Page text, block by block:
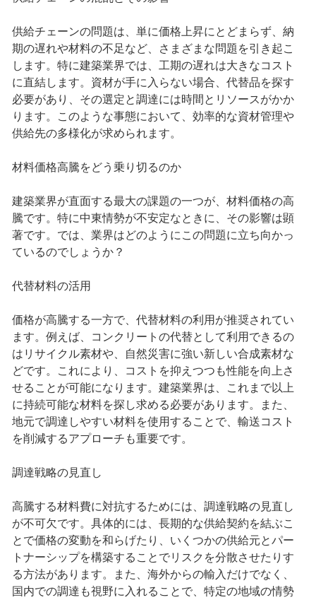
供給チェーンの問題は、単に価格上昇にとどまらず、納
期の遅れや材料の不足など、さまざまな問題を引き起こ
します。特に建築業界では、工期の遅れは大きなコスト
に直結します。資材が手に入らない場合、代替品を探す
必要があり、その選定と調達には時間とリソースがかか
ります。このような事態において、効率的な資材管理や
供給先の多様化が求められます。
材料価格高騰をどう乗り切るのか
建築業界が直面する最大の課題の一つが、材料価格の高
騰です。特に中東情勢が不安定なときに、その影響は顕
著です。では、業界はどのようにこの問題に立ち向かっ
ているのでしょうか？
代替材料の活用
価格が高騰する一方で、代替材料の利用が推奨されてい
ます。例えば、コンクリートの代替として利用できるの
はリサイクル素材や、自然災害に強い新しい合成素材な
どです。これにより、コストを抑えつつも性能を向上さ
せることが可能になります。建築業界は、これまで以上
に持続可能な材料を探し求める必要があります。また、
地元で調達しやすい材料を使用することで、輸送コスト
を削減するアプローチも重要です。
調達戦略の見直し
高騰する材料費に対抗するためには、調達戦略の見直し
が不可欠です。具体的には、長期的な供給契約を結ぶこ
とで価格の変動を和らげたり、いくつかの供給元とパー
トナーシップを構築することでリスクを分散させたりす
る方法があります。また、海外からの輸入だけでなく、
国内での調達も視野に入れることで、特定の地域の情勢